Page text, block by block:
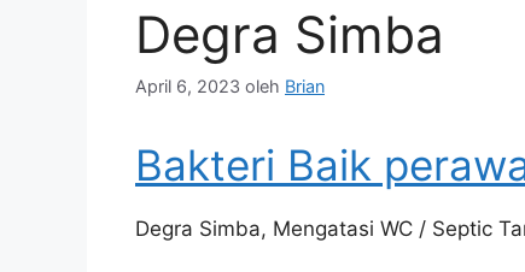
Degra Simba
April 6, 2023 oleh Brian
Bakteri Baik
Degra Simba, Mengatasi WC / Septic